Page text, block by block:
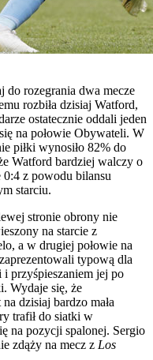
do rozegrania dwa mecze
rozbiła dzisiaj Watford,
ostatecznie oddali jeden
na połowie Obywateli. W
piłki wynosiło 82% do
Watford bardziej walczy o
0:4 z powodu bilansu
starciu.
stronie obrony nie
na starcie z
a w drugiej połowie na
typową dla
przyśpieszaniem jej po
Wydaje się, że
dzisiaj bardzo mała
trafił do siatki w
na pozycji spalonej. Sergio
zdąży na mecz z Los